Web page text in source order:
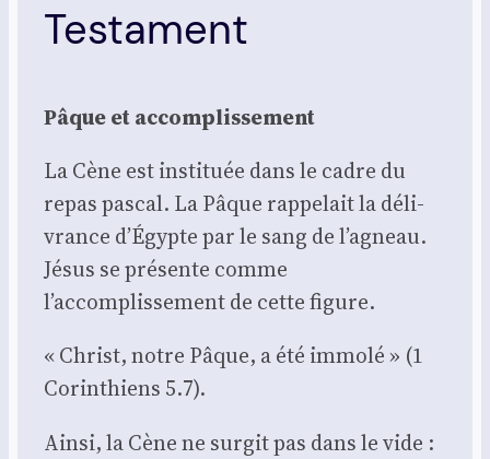
Testament
Pâque et accom­plis­se­ment
La Cène est ins­ti­tuée dans le cadre du
repas pas­cal. La Pâque rap­pe­lait la déli­
vrance d’Égypte par le sang de l’agneau.
Jésus se pré­sente comme
l’accomplissement de cette figure.
« Christ, notre Pâque, a été immo­lé » (1
Corin­thiens 5.7).
Ain­si, la Cène ne sur­git pas dans le vide :